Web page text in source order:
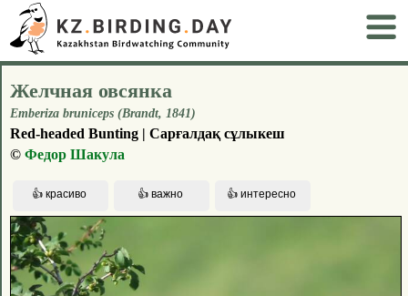
Желчная овсянка
Emberiza bruniceps (Brandt, 1841)
Red-headed Bunting | Сарғалдақ сұлыкеш
© Федор Шакула